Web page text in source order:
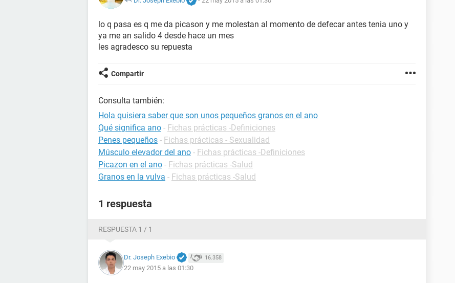
lo q pasa es q me da picason y me molestan al momento de defecar antes tenia uno y
ya me an salido 4 desde hace un mes
les agradesco su repuesta
Compartir
Consulta también:
Hola quisiera saber que son unos pequeños granos en el ano
Qué significa ano - Fichas prácticas -Definiciones
Penes pequeños - Fichas prácticas - Sexualidad
Músculo elevador del ano - Fichas prácticas -Definiciones
Picazon en el ano - Fichas prácticas -Salud
Granos en la vulva - Fichas prácticas -Salud
1 respuesta
RESPUESTA 1 / 1
Dr. Joseph Exebio 16.358
22 may 2015 a las 01:30